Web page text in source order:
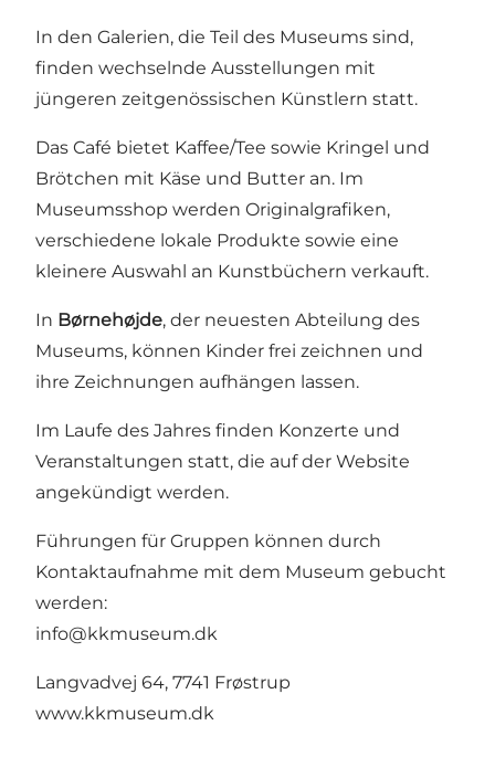
In den Galerien, die Teil des Museums sind,
finden wechselnde Ausstellungen mit
jüngeren zeitgenössischen Künstlern statt.
Das Café bietet Kaffee/Tee sowie Kringel und
Brötchen mit Käse und Butter an. Im
Museumsshop werden Originalgrafiken,
verschiedene lokale Produkte sowie eine
kleinere Auswahl an Kunstbüchern verkauft.
In Børnehøjde, der neuesten Abteilung des
Museums, können Kinder frei zeichnen und
ihre Zeichnungen aufhängen lassen.
Im Laufe des Jahres finden Konzerte und
Veranstaltungen statt, die auf der Website
angekündigt werden.
Führungen für Gruppen können durch
Kontaktaufnahme mit dem Museum gebucht
werden:
info@kkmuseum.dk
Langvadvej 64, 7741 Frøstrup
www.kkmuseum.dk